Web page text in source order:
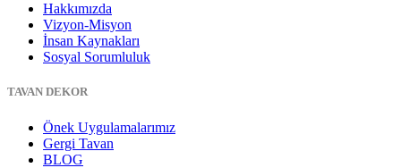
Hakkımızda
Vizyon-Misyon
İnsan Kaynakları
Sosyal Sorumluluk
TAVAN DEKOR
Önek Uygulamalarımız
Gergi Tavan
BLOG